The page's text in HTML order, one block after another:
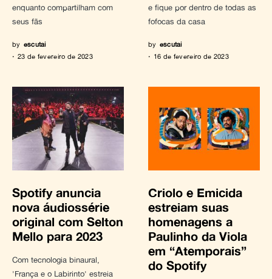
enquanto compartilham com
seus fãs
by escutai
23 de fevereiro de 2023
e fique por dentro de todas as
fofocas da casa
by escutai
16 de fevereiro de 2023
Spotify anuncia
nova áudiossérie
original com Selton
Mello para 2023
Com tecnologia binaural,
'França e o Labirinto' estreia
Criolo e Emicida
estreiam suas
homenagens a
Paulinho da Viola
em “Atemporais”
do Spotify